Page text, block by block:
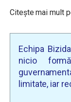
Citește mai mult
Echipa
nicio
limitate, iar